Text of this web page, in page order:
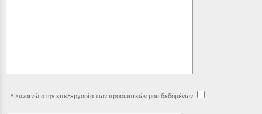
Συναινώ στην επεξεργασία των προσωπικών μου δεδομένων: